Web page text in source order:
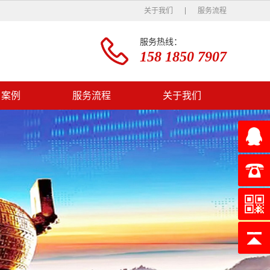
关于我们 服务流程
服务热线：
158 1850 7907
例 服务流程 关于我们